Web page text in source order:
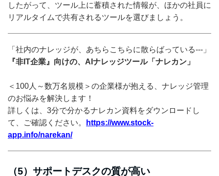
したがって、ツール上に蓄積された情報が、ほかの社員に
リアルタイムで共有されるツールを選びましょう。
「社内のナレッジが、あちらこちらに散らばっている---」
『非IT企業』向けの、AIナレッジツール「ナレカン」
＜100人～数万名規模＞の企業様が抱える、ナレッジ管理
のお悩みを解決します！
詳しくは、3分で分かるナレカン資料をダウンロードし
て、ご確認ください。
https://www.stock-
app.info/narekan/
（5）サポートデスクの質が高い